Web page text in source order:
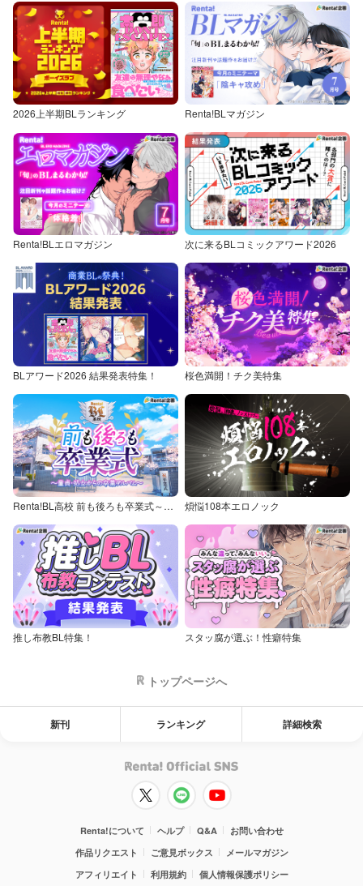
2026上半期BLランキング Renta!BLマガジン
Renta!BLエロマガジン 次に来るBLコミックアワード2026
BLアワード2026 結果発表特集！ 桜色満開！チク美特集
Renta!BL高校 前も後ろも卒業式～童貞・処女からの卒業アルバム～ 煩悩108本エロノック
推し布教BL特集！ スタッ腐が選ぶ！性癖特集
トップページへ
新刊 ランキング 詳細検索
Renta!について ヘルプ Q&A
お問い合わせ
作品リクエスト
ご意見ボックス
メールマガジン
アフィリエイト
利用規約 個人情報保護ポリシー